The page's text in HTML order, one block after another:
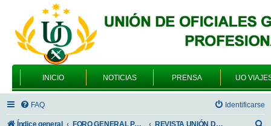
INICIO NOTICIAS PRENSA UO
FAQ Identificarse
Índice general FORO GENERAL PARA TODOS LOS USUARIOS REVISTA UNIÓN DE OFICIALES